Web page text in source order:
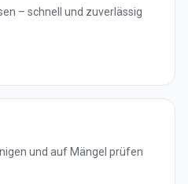
– schnell und zuverlässig
und auf Mängel prüfen